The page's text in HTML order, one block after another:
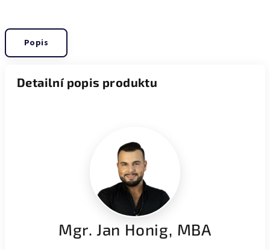
Popis
Detailní popis produktu
Mgr. Jan Honig, MBA